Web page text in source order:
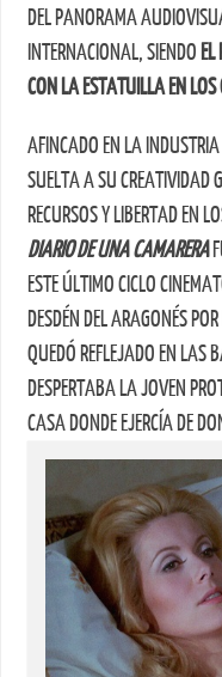
DEL PANORAMA
INTERNACIONAL, SIENDO
CON LA ESTATUILLA EN LOS
AFINCADO EN LA
SUELTA A SU CREATIVIDAD
RECURSOS Y LIBERTAD EN
DIARIO DE UNA CAMARERA
ESTE ÚLTIMO CICLO
DESDÉN DEL ARAGONÉS
QUEDÓ REFLEJADO EN LAS
DESPERTABA LA JOVEN
CASA DONDE EJERCÍA DE